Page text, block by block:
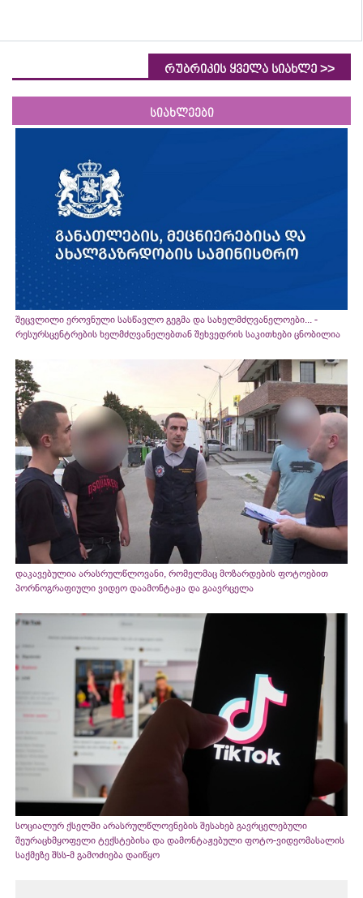
რუბრიკის ყველა სიახლე >>
სიახლეები
შეცვლილი ეროვნული სასწავლო გეგმა და სახელმძღვანელოები... -
რესურსცენტრების ხელმძღვანელებთან შეხვედრის საკითხები ცნობილია
დაკავებულია არასრულწლოვანი, რომელმაც მოზარდების ფოტოებით
პორნოგრაფიული ვიდეო დაამონტაჟა და გაავრცელა
სოციალურ ქსელში არასრულწლოვნების შესახებ გავრცელებული
შეურაცხმყოფელი ტექსტებისა და დამონტაჟებული ფოტო-ვიდეომასალის
საქმეზე შსს-მ გამოძიება დაიწყო